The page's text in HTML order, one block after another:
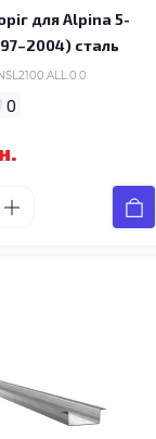
для Alpina 5-
сталь
0